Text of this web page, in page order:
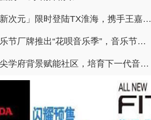
韩束「逆启年轻新次元」限时登陆TX淮海，携手王嘉尔开启无龄平行宇宙
花呗携手四大音乐节厂牌推出“花呗音乐季”，音乐节购票返5%
王宇和博士以顶尖学府背景赋能社区，培育下一代音乐人才